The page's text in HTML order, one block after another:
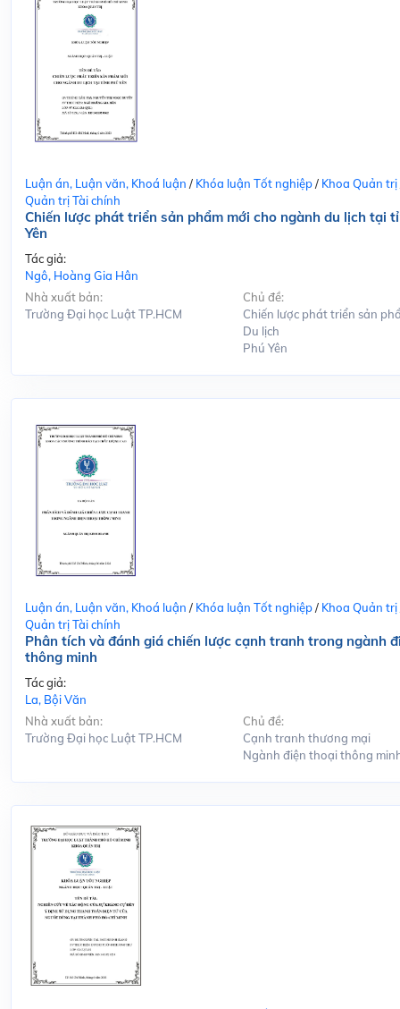
Luận án, Luận văn, Khoá luận / Khóa luận Tốt nghiệp/ Khoa Quản trị
Quản trị Tài chính
Chiến lược phát triển sản phẩm mới cho ngành du lịch tại
Yên
Tác giả:
Ngô, Hoàng Gia Hân
Nhà xuất bản:
Trường Đại học Luật TP.HCM
Chủ đề:
Chiến lược phát triển sản
Du lịch
Phú Yên
Luận án, Luận văn, Khoá luận / Khóa luận Tốt nghiệp/ Khoa Quản trị
Quản trị Tài chính
Phân tích và đánh giá chiến lược cạnh tranh trong ngành
thông minh
Tác giả:
La, Bội Văn
Nhà xuất bản:
Trường Đại học Luật TP.HCM
Chủ đề:
Cạnh tranh thương mại
Ngành điện thoại thông